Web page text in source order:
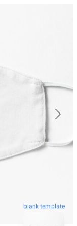
blank template